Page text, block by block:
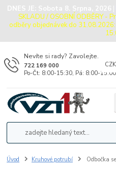
DNES JE: Sobota 8. Srpna, 2026 |
SKLADU / OSOBNÍ ODBĚRY -
odběry objednávek do
Nevíte si rady? Zavolejte.
722 169 000
Po-Čt: 8:00-15:30, Pá: 8:00-15:00
Úvod Kruhové potrubí Odbočka